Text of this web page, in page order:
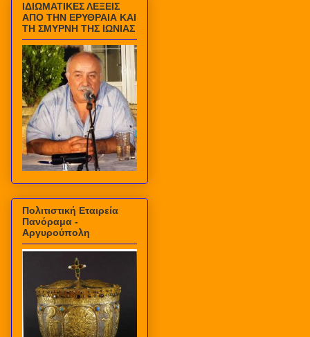
ΙΔΙΩΜΑΤΙΚΕΣ ΛΕΞΕΙΣ
ΑΠΟ ΤΗΝ ΕΡΥΘΡΑΙΑ ΚΑΙ
ΤΗ ΣΜΥΡΝΗ ΤΗΣ ΙΩΝΙΑΣ
Πολιτιστική Εταιρεία
Πανόραμα -
Αργυρούπολη